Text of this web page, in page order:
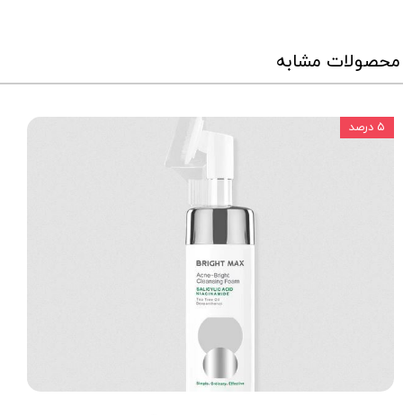
محصولات مشابه
۵ درصد